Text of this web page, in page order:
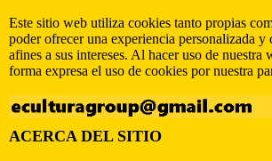
Este sitio web utiliza cookies tanto propias
poder ofrecer una experiencia personalizada y
afines a sus intereses. Al hacer uso de nuestra
forma expresa el uso de cookies por nuestra
ACERCA DEL SITIO